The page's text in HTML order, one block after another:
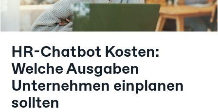
HR-Chatbot Kosten:
Welche Ausgaben
Unternehmen einplanen
sollten